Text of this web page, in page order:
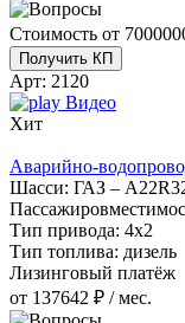
Стоимость от
Получить КП
Арт: 2120
Видео
Хит
Аварийно-
Шасси: ГАЗ –
Тип привода: 4х2
Тип топлива: дизель
Лизинговый платёж
от 137642 ₽ / мес.